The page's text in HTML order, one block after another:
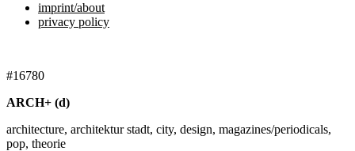
imprint/about
privacy policy
#16780
ARCH+ (d)
architecture, architektur stadt, city, design, magazines/periodicals,
pop, theorie